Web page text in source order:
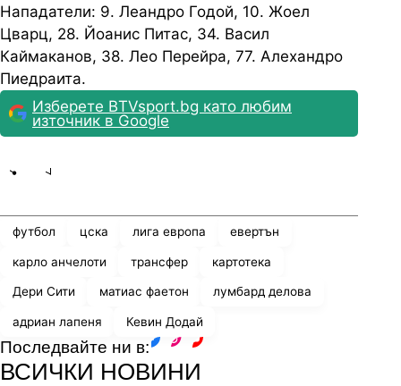
Нападатели: 9. Леандро Годой, 10. Жоел
Цварц, 28. Йоанис Питас, 34. Васил
Каймаканов, 38. Лео Перейра, 77. Алехандро
Пиедраита.
Изберете BTVsport.bg като любим
източник в Google
футбол цска лига европа евертън
карло анчелоти трансфер картотека
Дери Сити матиас фаетон лумбард делова
адриан лапеня Кевин Додай
Последвайте ни в:
ВСИЧКИ НОВИНИ